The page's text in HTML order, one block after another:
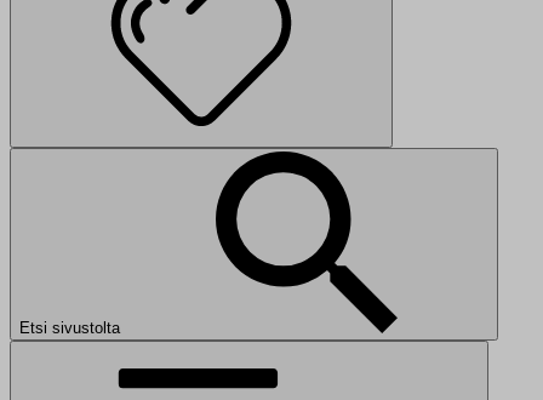
Etsi sivustolta